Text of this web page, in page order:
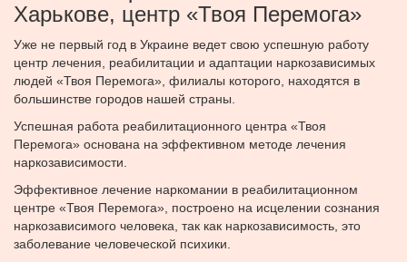
Харькове, центр «Твоя Перемога»
Уже не первый год в Украине ведет свою успешную работу
центр лечения, реабилитации и адаптации наркозависимых
людей «Твоя Перемога», филиалы которого, находятся в
большинстве городов нашей страны.
Успешная работа реабилитационного центра «Твоя
Перемога» основана на эффективном методе лечения
наркозависимости.
Эффективное лечение наркомании в реабилитационном
центре «Твоя Перемога», построено на исцелении сознания
наркозависимого человека, так как наркозависимость, это
заболевание человеческой психики.